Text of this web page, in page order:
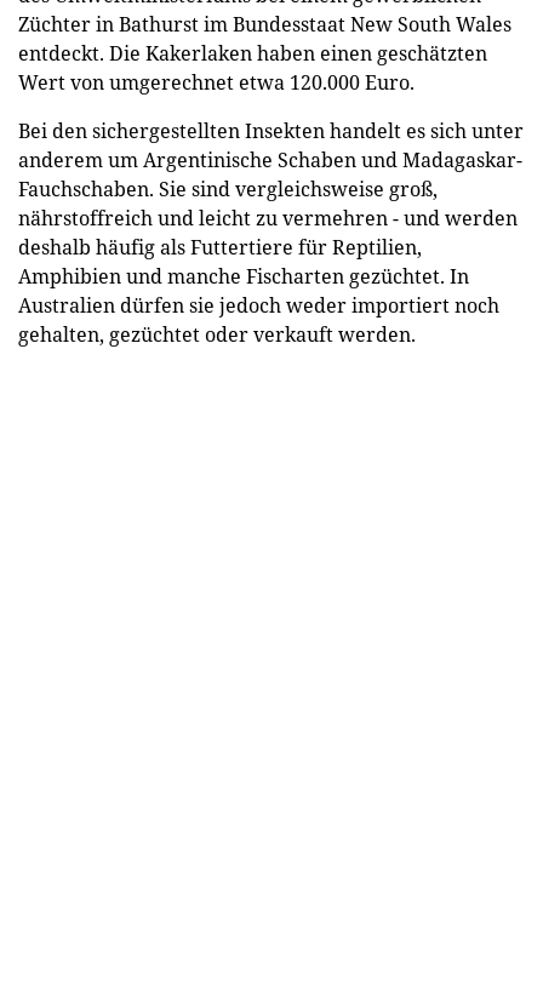
Züchter in Bathurst im Bundesstaat New South Wales
entdeckt. Die Kakerlaken haben einen geschätzten
Wert von umgerechnet etwa 120.000 Euro.
Bei den sichergestellten Insekten handelt es sich unter
anderem um Argentinische Schaben und Madagaskar-
Fauchschaben. Sie sind vergleichsweise groß,
nährstoffreich und leicht zu vermehren - und werden
deshalb häufig als Futtertiere für Reptilien,
Amphibien und manche Fischarten gezüchtet. In
Australien dürfen sie jedoch weder importiert noch
gehalten, gezüchtet oder verkauft werden.